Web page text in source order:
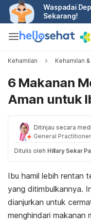
Waspadai
Sekarang!
Kehamilan Kehamilan
6 Makanan
Aman untuk
Ditinjau secara
General Practitioner
Ditulis oleh Hillary Sekar
Ibu hamil lebih rentan
yang ditimbulkannya.
dianjurkan untuk
menghindari makanan